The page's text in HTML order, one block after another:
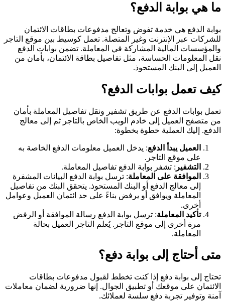
ما هي بوابة الدفع؟
بوابة الدفع هي خدمة تفوض وتعالج مدفوعات بطاقات الائتمان
للشركات عبر الإنترنت وغير المتصلة. تعمل كوسيط بين موقع التاجر
والمؤسسات المالية المشاركة في المعاملة. تضمن بوابات الدفع
نقل المعلومات الحساسة، مثل تفاصيل بطاقة الائتمان، بأمان من
العميل إلى البنك المستحوذ.
كيف تعمل بوابات الدفع؟
تعمل بوابات الدفع عن طريق تشفير ونقل تفاصيل المعاملة بأمان
من متصفح العميل إلى خادم الويب الخاص بالتاجر ثم إلى معالج
الدفع. إليك العملية خطوة بخطوة:
العميل يبدأ الدفع: يدخل العميل معلومات الدفع الخاصة به
على موقع التاجر.
التشفير: تشفر بوابة الدفع تفاصيل المعاملة.
الموافقة على المعاملة: ترسل بوابة الدفع البيانات المشفرة
إلى معالج الدفع أو البنك المستحوذ. يتحقق البنك من تفاصيل
المعاملة ويوافق أو يرفض بناءً على حد ائتمان العميل وعوامل
أخرى.
تأكيد المعاملة: ترسل بوابة الدفع رسالة الموافقة أو الرفض
مرة أخرى إلى موقع التاجر. يُعلم التاجر العميل بحالة
المعاملة.
متى أحتاج إلى بوابة دفع؟
تحتاج إلى بوابة دفع إذا كنت تخطط لقبول مدفوعات بطاقات
الائتمان على موقعك أو تطبيق الجوال. إنها ضرورية لضمان معاملات
آمنة وتوفير تجربة دفع سلسة لعملائك.